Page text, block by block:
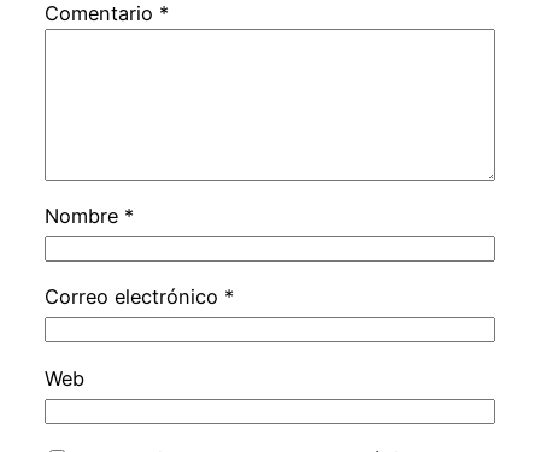
Comentario *
Nombre *
Correo electrónico *
Web